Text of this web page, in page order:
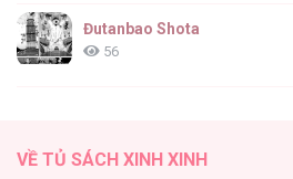
Đutanbao Shota
56
VỀ TỦ SÁCH XINH XINH